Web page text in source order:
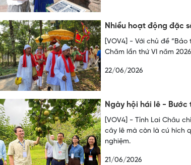
Nhiều hoạt động đặc
[VOV4] - Với chủ đề
Chăm lần thứ VI năm
22/06/2026
Ngày hội hái lê -
[VOV4] - ​Tỉnh Lai Châu
cây lê mà còn là cú hích
nghiệm.
21/06/2026